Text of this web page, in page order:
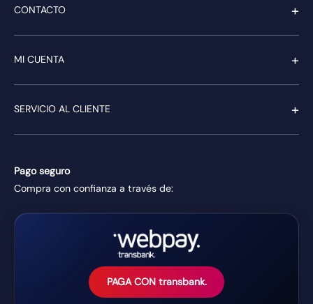
CONTACTO +
MI CUENTA +
SERVICIO AL CLIENTE +
Pago seguro
Compra con confianza a través de:
PAGA CON transbank.